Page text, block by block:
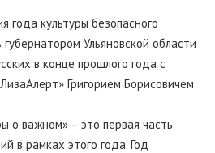
года культуры безопасного
Ульяновской области
в конце прошлого года с
Григорием Борисовичем
о важном» – это первая часть
в рамках этого года. Год